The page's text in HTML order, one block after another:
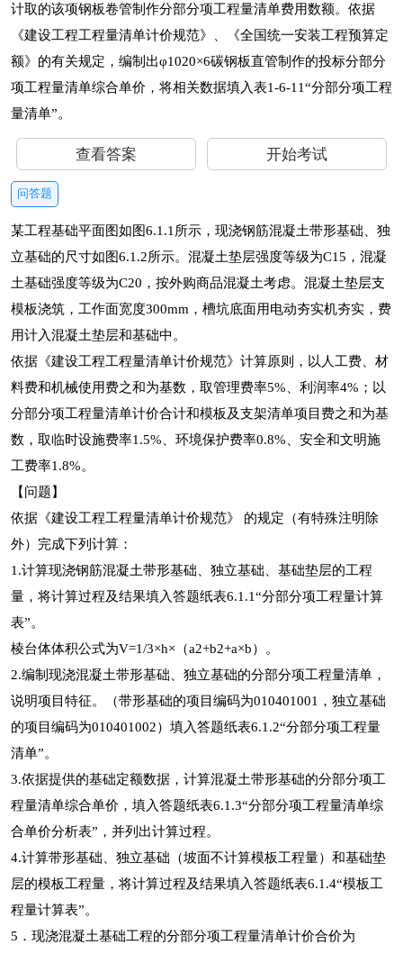
计取的该项钢板卷管制作分部分项工程量清单费用数额。依据
《建设工程工程量清单计价规范》、《全国统一安装工程预算定
额》的有关规定，编制出φ1020×6碳钢板直管制作的投标分部分
项工程量清单综合单价，将相关数据填入表1-6-11“分部分项工程
量清单”。
查看答案 开始考试
问答题
某工程基础平面图如图6.1.1所示，现浇钢筋混凝土带形基础、独
立基础的尺寸如图6.1.2所示。混凝土垫层强度等级为C15，混凝
土基础强度等级为C20，按外购商品混凝土考虑。混凝土垫层支
模板浇筑，工作面宽度300mm，槽坑底面用电动夯实机夯实，费
用计入混凝土垫层和基础中。
依据《建设工程工程量清单计价规范》计算原则，以人工费、材
料费和机械使用费之和为基数，取管理费率5%、利润率4%；以
分部分项工程量清单计价合计和模板及支架清单项目费之和为基
数，取临时设施费率1.5%、环境保护费率0.8%、安全和文明施
工费率1.8%。
【问题】
依据《建设工程工程量清单计价规范》 的规定（有特殊注明除
外）完成下列计算：
1.计算现浇钢筋混凝土带形基础、独立基础、基础垫层的工程
量，将计算过程及结果填入答题纸表6.1.1“分部分项工程量计算
表”。
棱台体体积公式为V=1/3×h×（a2+b2+a×b）。
2.编制现浇混凝土带形基础、独立基础的分部分项工程量清单，
说明项目特征。（带形基础的项目编码为010401001，独立基础
的项目编码为010401002）填入答题纸表6.1.2“分部分项工程量
清单”。
3.依据提供的基础定额数据，计算混凝土带形基础的分部分项工
程量清单综合单价，填入答题纸表6.1.3“分部分项工程量清单综
合单价分析表”，并列出计算过程。
4.计算带形基础、独立基础（坡面不计算模板工程量）和基础垫
层的模板工程量，将计算过程及结果填入答题纸表6.1.4“模板工
程量计算表”。
5．现浇混凝土基础工程的分部分项工程量清单计价合价为